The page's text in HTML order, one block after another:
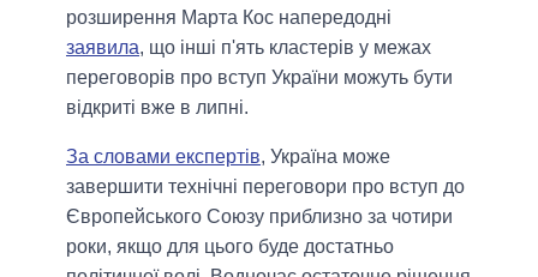
розширення Марта Кос напередодні
заявила, що інші п'ять кластерів у межах
переговорів про вступ України можуть бути
відкриті вже в липні.
За словами експертів, Україна може
завершити технічні переговори про вступ до
Європейського Союзу приблизно за чотири
роки, якщо для цього буде достатньо